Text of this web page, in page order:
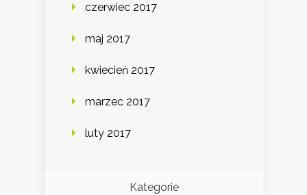
czerwiec 2017
maj 2017
kwiecień 2017
marzec 2017
luty 2017
Kategorie